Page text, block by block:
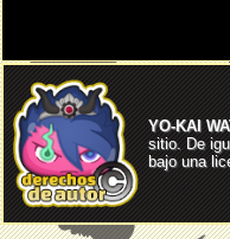
YO-KAI
sitio. De
bajo una